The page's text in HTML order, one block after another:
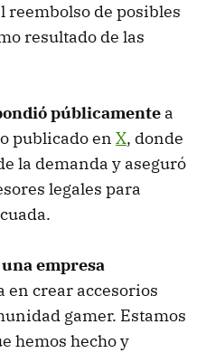
reembolso de posibles
resultado de las
públicamente a
publicado en X, donde
la demanda y aseguró
legales para
empresa
en crear accesorios
gamer. Estamos
hemos hecho y